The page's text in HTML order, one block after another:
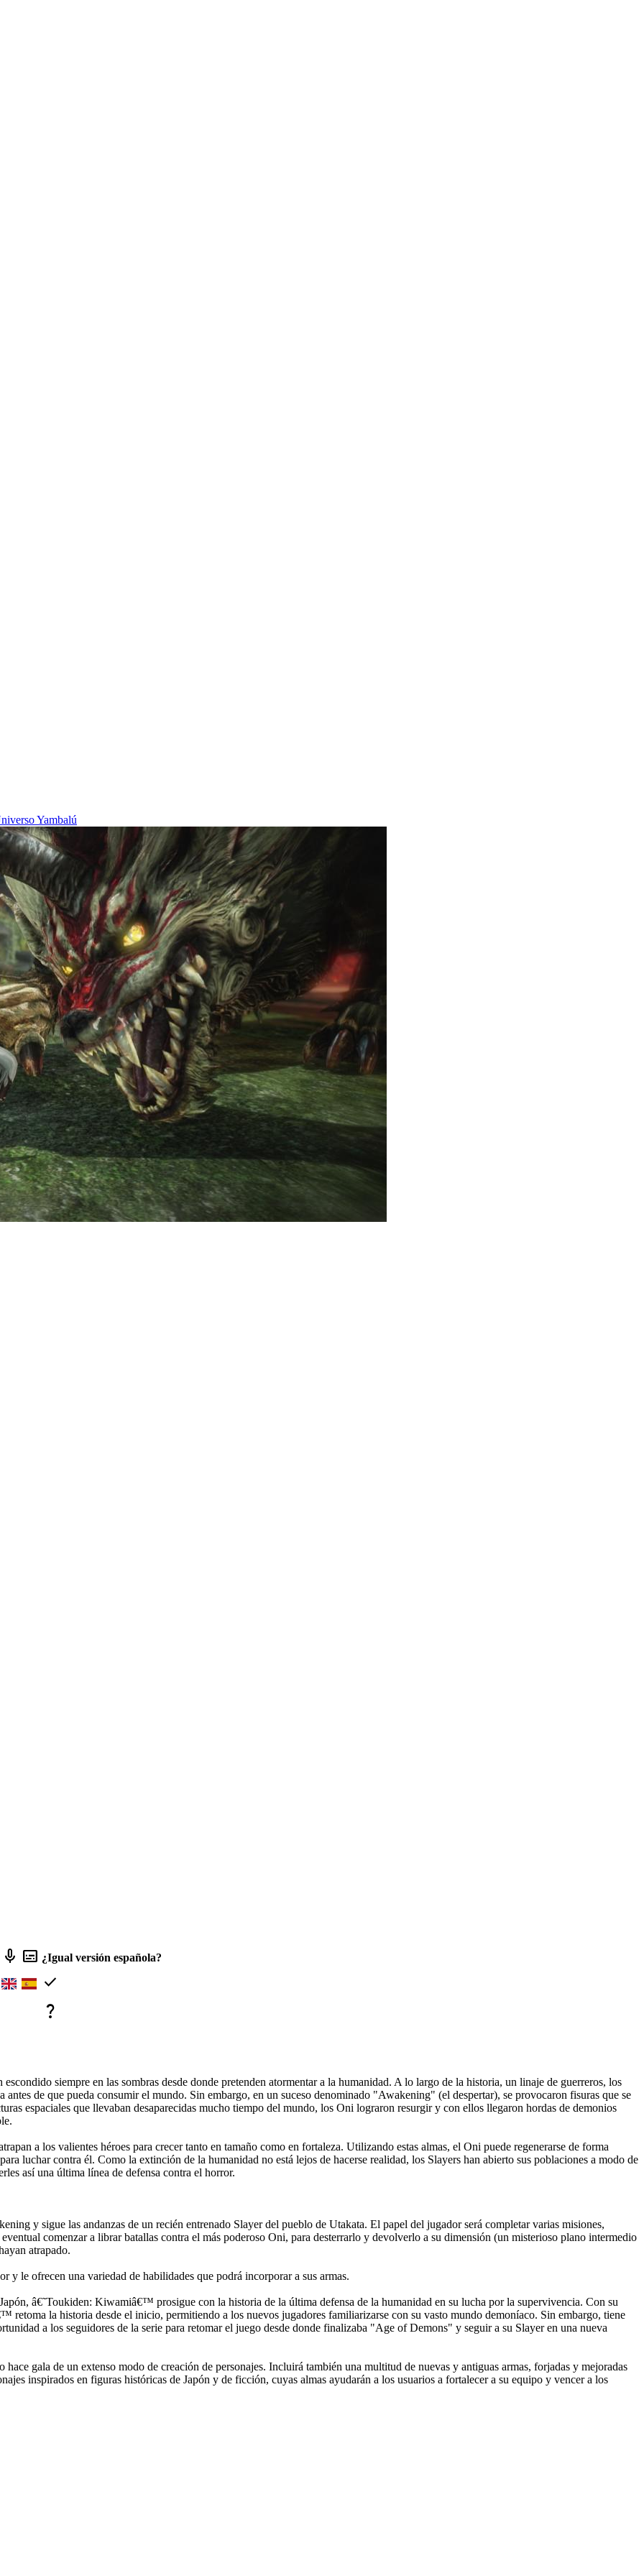
Yambalú
mic subtitles ¿Igual versión española?
check
question_mark
siempre en las sombras desde donde pretenden atormentar a la humanidad. A lo largo de la historia, un linaje de guerreros, los
antes de que pueda consumir el mundo. Sin embargo, en un suceso denominado "Awakening" (el despertar), se provocaron fisuras que se
espaciales que llevaban desaparecidas mucho tiempo del mundo, los Oni lograron resurgir y con ellos llegaron hordas de demonios
a los valientes héroes para crecer tanto en tamaño como en fortaleza. Utilizando estas almas, el Oni puede regenerarse de forma
luchar contra él. Como la extinción de la humanidad no está lejos de hacerse realidad, los Slayers han abierto sus poblaciones a modo de
así una última línea de defensa contra el horror.
y sigue las andanzas de un recién entrenado Slayer del pueblo de Utakata. El papel del jugador será completar varias misiones,
comenzar a librar batallas contra el más poderoso Oni, para desterrarlo y devolverlo a su dimensión (un misterioso plano intermedio
atrapado.
y le ofrecen una variedad de habilidades que podrá incorporar a sus armas.
â€˜Toukiden: Kiwamiâ€™ prosigue con la historia de la última defensa de la humanidad en su lucha por la supervivencia. Con su
la historia desde el inicio, permitiendo a los nuevos jugadores familiarizarse con su vasto mundo demoníaco. Sin embargo, tiene
a los seguidores de la serie para retomar el juego desde donde finalizaba "Age of Demons" y seguir a su Slayer en una nueva
gala de un extenso modo de creación de personajes. Incluirá también una multitud de nuevas y antiguas armas, forjadas y mejoradas
inspirados en figuras históricas de Japón y de ficción, cuyas almas ayudarán a los usuarios a fortalecer a su equipo y vencer a los